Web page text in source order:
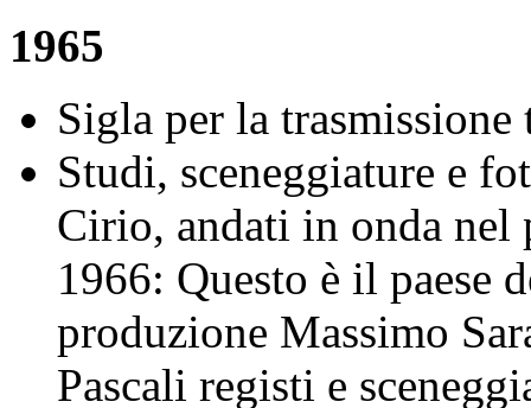
1965
Sigla per la
Studi, sceneggiature e
Cirio, andati in onda nel
1966: Questo è il paese
produzione Massimo
Pascali registi e